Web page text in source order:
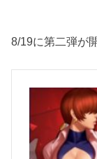
8/19に第二弾が